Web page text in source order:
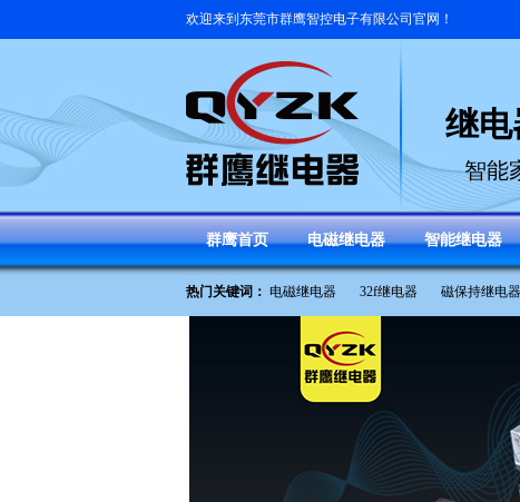
欢迎来到 东莞市群鹰智控电子有限公司 官网！
继
智能
群鹰首页 电磁继电器 智能继电器
热门关键词： 电磁继电器 32f继电器 磁保持继电器